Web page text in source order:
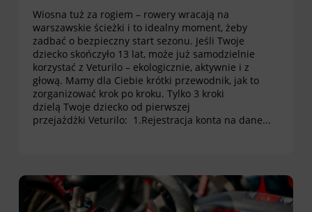
Wiosna tuż za rogiem – rowery wracają na
warszawskie ścieżki i to idealny moment, żeby
zadbać o bezpieczny start sezonu. Jeśli Twoje
dziecko skończyło 13 lat, może już samodzielnie
korzystać z Veturilo – ekologicznie, aktywnie i z
głową. Mamy dla Ciebie krótki przewodnik, jak to
zorganizować krok po kroku. Tylko 3 kroki
dzielą Twoje dziecko od pierwszej
przejażdżki Veturilo: 1.Rejestracja konta na dane...